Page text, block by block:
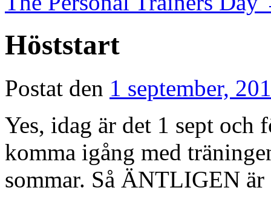
Höststart
Postat den 1 september,
Yes, idag är det 1 sept och
komma igång med
sommar. Så ÄNTLIGEN